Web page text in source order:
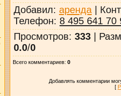
Добавил: аренда|
Телефон: 8 495 641 70
Просмотров: 333|
0.0/0
Всего комментариев: 0
Добавлять комментарии
[